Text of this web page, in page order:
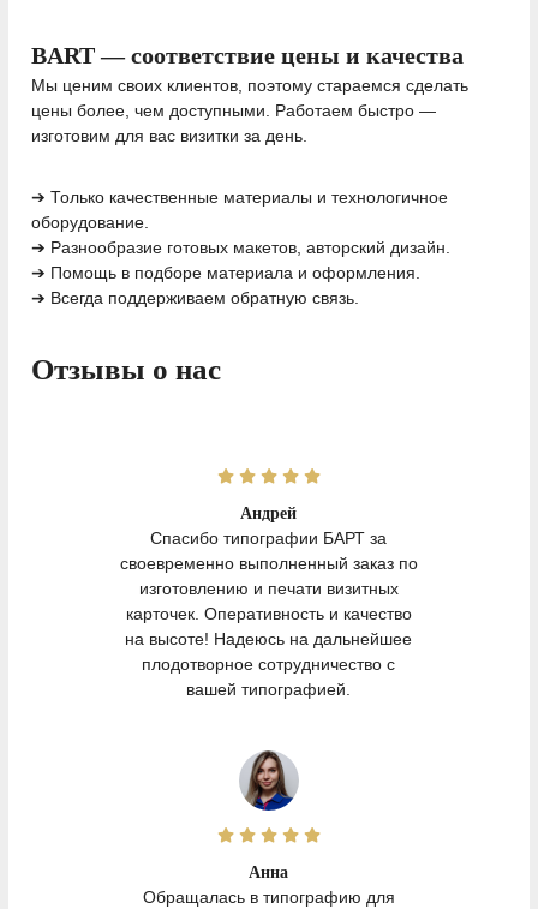
BART — соответствие цены и качества
Мы ценим своих клиентов, поэтому стараемся сделать
цены более, чем доступными. Работаем быстро —
изготовим для вас визитки за день.
➔ Только качественные материалы и технологичное
оборудование.
➔ Разнообразие готовых макетов, авторский дизайн.
➔ Помощь в подборе материала и оформления.
➔ Всегда поддерживаем обратную связь.
Отзывы о нас
Андрей
Спасибо типографии БАРТ за
своевременно выполненный заказ по
изготовлению и печати визитных
карточек. Оперативность и качество
на высоте! Надеюсь на дальнейшее
плодотворное сотрудничество с
вашей типографией.
Анна
Обращалась в типографию для